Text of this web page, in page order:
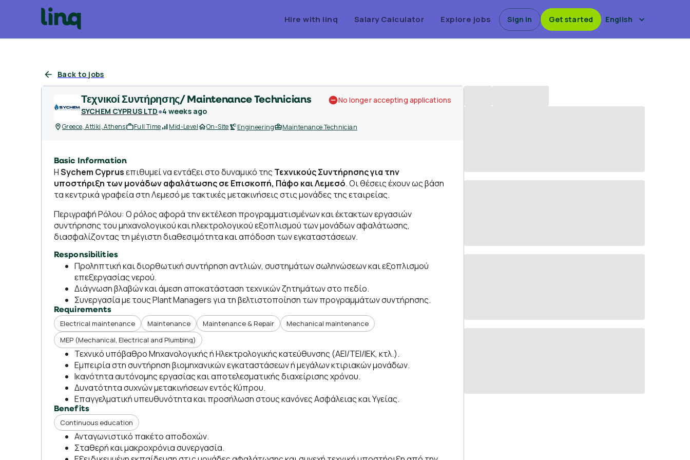
Hire with linq Salary Calculator Explore jobs Sign in Get started English
Back to jobs
Τεχνικοί Συντήρησης/ Maintenance Technicians
SYCHEM CYPRUS LTD●4 weeks ago
No longer accepting applications
Greece, Attiki, Athens Full Time Mid-Level On-Site Engineering Maintenance Technician
Basic Information
HSychem Cyprusεπιθυμεί να εντάξει στο δυναμικό της Τεχνικούς Συντήρησης για την
υποστήριξη των μονάδων αφαλάτωσης σε Επισκοπή, Πάφο και Λεμεσό. Οι θέσεις έχουν ως βάση
τα κεντρικά γραφεία στη Λεμεσό με τακτικές μετακινήσεις στις μονάδες της εταιρείας.
Περιγραφή Ρόλου: Ο ρόλος αφορά την εκτέλεση προγραμματισμένων και έκτακτων εργασιών
συντήρησης του μηχανολογικού και ηλεκτρολογικού εξοπλισμού των μονάδων αφαλάτωσης,
διασφαλίζοντας τη μέγιστη διαθεσιμότητα και απόδοση των εγκαταστάσεων.
Responsibilities
Προληπτική και διορθωτική συντήρηση αντλιών, συστημάτων σωληνώσεων και εξοπλισμού
επεξεργασίας νερού.
Διάγνωση βλαβών και άμεση αποκατάσταση τεχνικών ζητημάτων στο πεδίο.
Συνεργασία με τους Plant Managers για τη βελτιστοποίηση των προγραμμάτων συντήρησης.
Requirements
Electrical maintenance Maintenance Maintenance & Repair
Mechanical maintenance
MEP (Mechanical, Electrical and Plumbing)
Τεχνικό υπόβαθρο Μηχανολογικής ή Ηλεκτρολογικής κατεύθυνσης (ΑΕΙ/ΤΕΙ/ΙΕΚ, κτλ.).
Εμπειρία στη συντήρηση βιομηχανικών εγκαταστάσεων ή μεγάλων κτιριακών μονάδων.
Ικανότητα αυτόνομης εργασίας και αποτελεσματικής διαχείρισης χρόνου.
Δυνατότητα συχνών μετακινήσεων εντός Κύπρου.
Επαγγελματική υπευθυνότητα και προσήλωση στους κανόνες Ασφάλειας και Υγείας.
Benefits
Continuous education
Ανταγωνιστικό πακέτο αποδοχών.
Σταθερή και μακροχρόνια συνεργασία.